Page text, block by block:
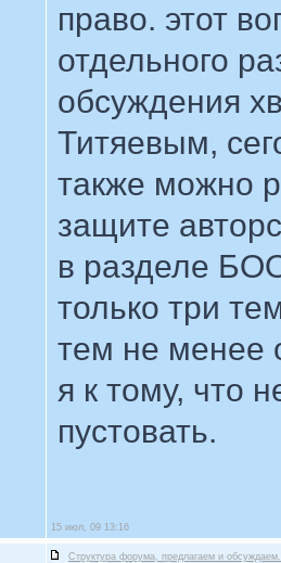
право. этот
отдельного
обсуждения
Титяевым,
также можно
защите
в разделе
только три
тем не менее
я к тому, что
пустовать.
15 июл, 09 13:16
Структура форума, предлагаем и обсуждаем.